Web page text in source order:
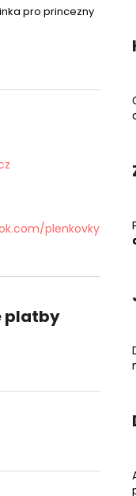
pro princezny
plenkovky
platby